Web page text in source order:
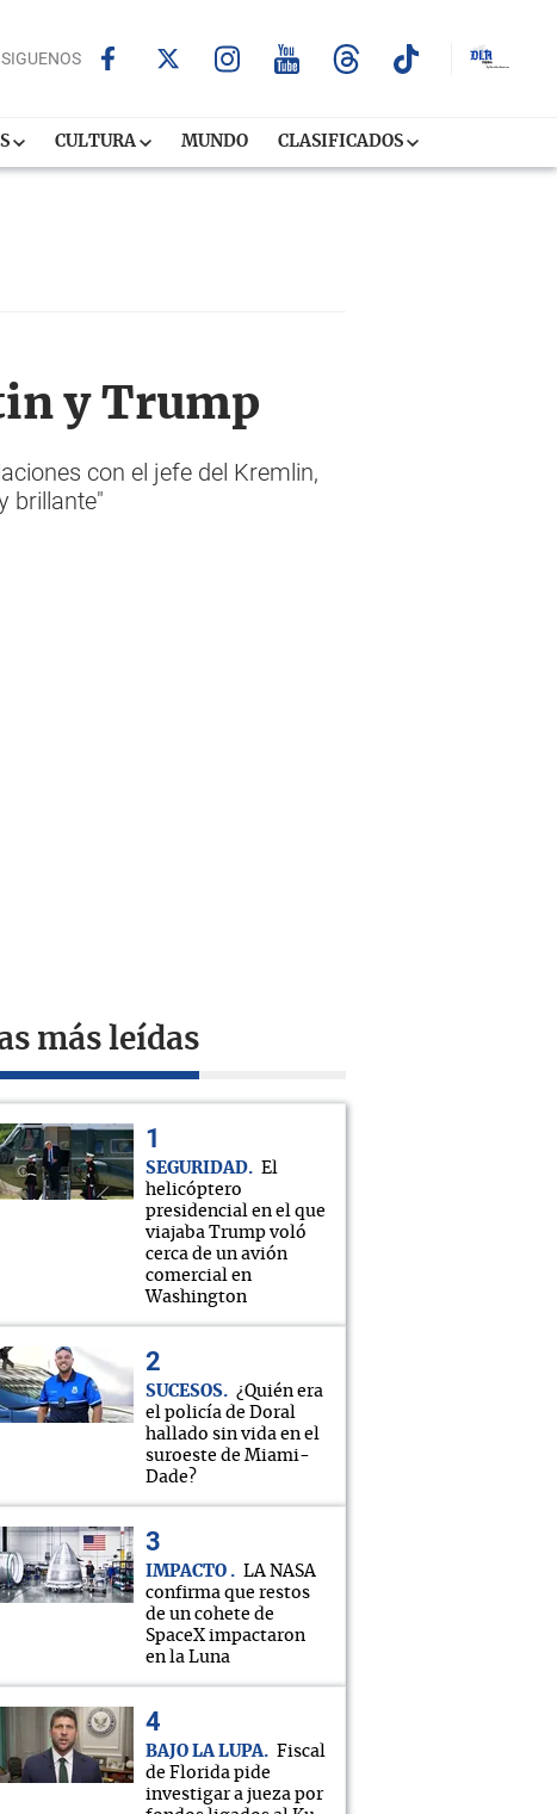
SIGUENOS
CULTURA MUNDO CLASIFICADOS
y Trump
con el jefe del Kremlin,
brillante"
más leídas
SEGURIDAD
El
helicóptero
presidencial en el que
viajaba Trump voló
cerca de un avión
comercial en
Washington
SUCESOS
¿Quién era
el policía de Doral
hallado sin vida en el
suroeste de Miami-
Dade?
IMPACTO
LA NASA
confirma que restos
de un cohete de
SpaceX impactaron
en la Luna
BAJO LA LUPA
Fiscal
de Florida pide
investigar a jueza por